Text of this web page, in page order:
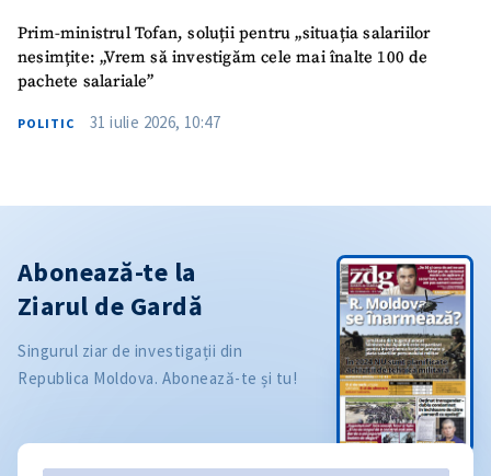
Prim-ministrul Tofan, soluții pentru „situația salariilor
nesimțite: „Vrem să investigăm cele mai înalte 100 de
pachete salariale”
POLITIC 31 iulie 2026, 10:47
Abonează-te la
Ziarul de Gardă
Singurul ziar de investigații din
Republica Moldova. Abonează-te și tu!